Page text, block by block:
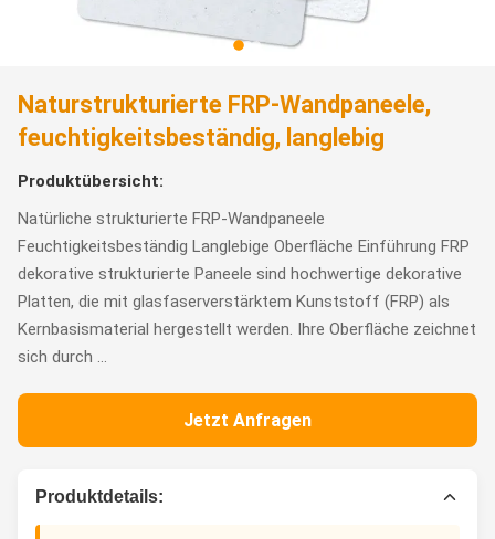
Naturstrukturierte FRP-Wandpaneele,
feuchtigkeitsbeständig, langlebig
Produktübersicht:
Natürliche strukturierte FRP-Wandpaneele
Feuchtigkeitsbeständig Langlebige Oberfläche Einführung FRP
dekorative strukturierte Paneele sind hochwertige dekorative
Platten, die mit glasfaserverstärktem Kunststoff (FRP) als
Kernbasismaterial hergestellt werden. Ihre Oberfläche zeichnet
sich durch ...
Jetzt Anfragen
Produktdetails: